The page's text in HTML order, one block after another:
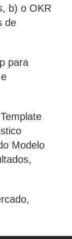
b) o OKR
de
para
Modelo